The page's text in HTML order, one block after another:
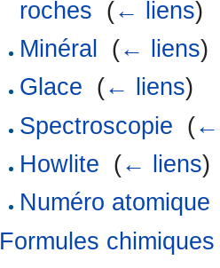
roches (← liens)
Minéral
(← liens)
Glace (← liens)
Spectroscopie (←
Howlite (← liens)
Numéro atomique
Formules chimiques